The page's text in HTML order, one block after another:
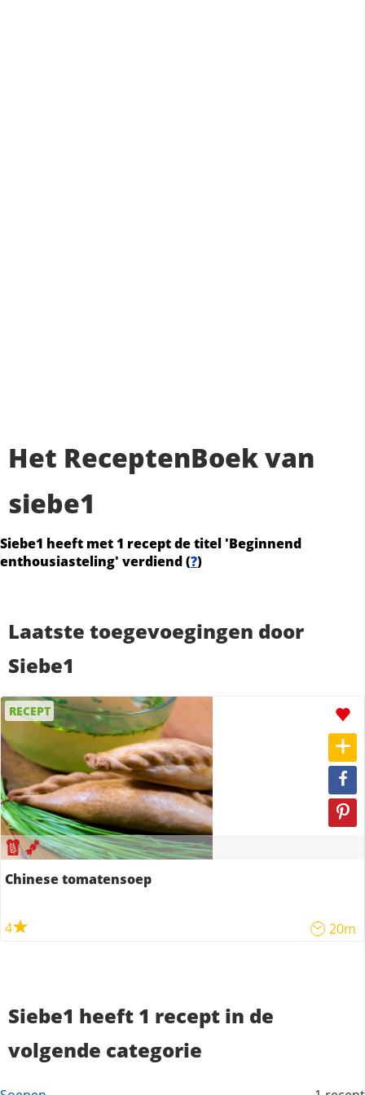
Het ReceptenBoek van
siebe1
Siebe1 heeft met 1 recept de titel 'Beginnend
enthousiasteling' verdiend (?)
Laatste toegevoegingen door
Siebe1
RECEPT
Chinese tomatensoep
4 20m
Siebe1 heeft 1 recept in de
volgende categorie